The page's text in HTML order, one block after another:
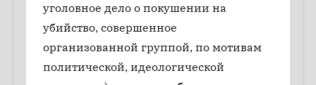
уголовное дело о покушении на
убийство, совершенное
организованной группой, по мотивам
политической, идеологической